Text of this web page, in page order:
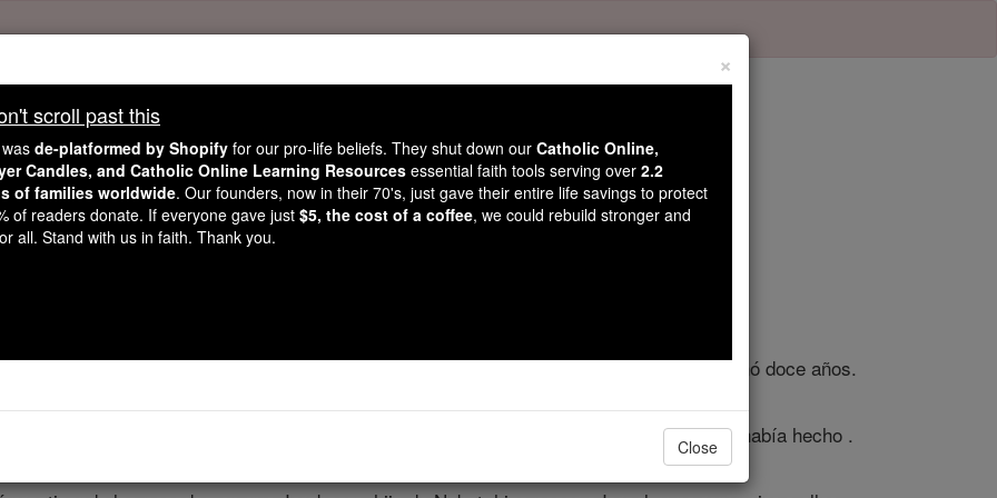
Daily Reading for Thursday, October ...
of the Rosary
2 Reyes - Capítulo 3
a reinar sobre Israel en Samaria en el año dieciocho de Josafat, rey de Judá, y reinó doce años.
Yavé, aunque no como su padre y madre, pues acabó con el pilar de Baal que su padre había hecho .
×
scroll past this
de-platformed by Shopify for our pro-life beliefs. They shut down our Catholic Online,
Candles, and Catholic Online Learning Resources essential faith tools serving over 2.2
of families worldwide. Our founders, now in their 70's, just gave their entire life savings to protect
of readers donate. If everyone gave just $5, the cost of a coffee, we could rebuild stronger and
all. Stand with us in faith. Thank you.
Close